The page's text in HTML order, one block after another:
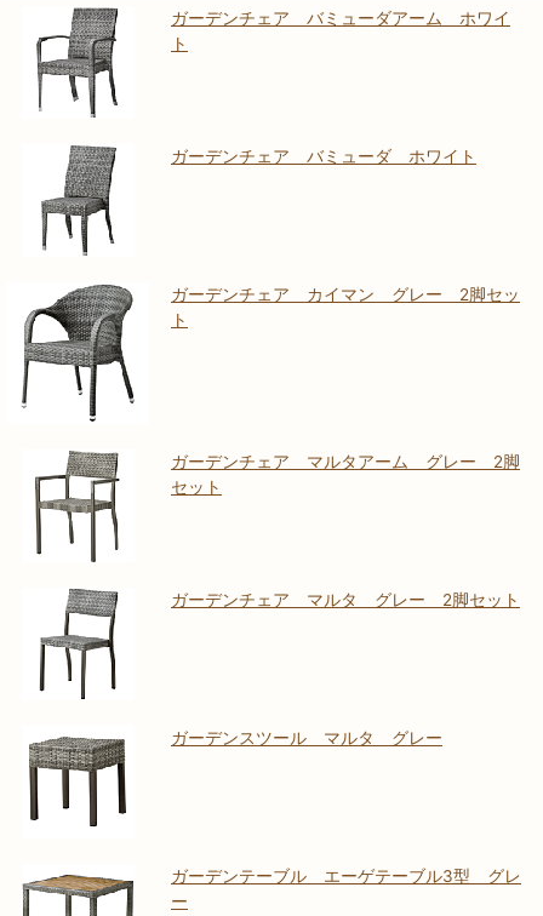
ガーデンチェア バミューダアーム ホワイ
ト
ガーデンチェア バミューダ ホワイト
ガーデンチェア カイマン グレー 2脚セッ
ト
ガーデンチェア マルタアーム グレー 2脚
セット
ガーデンチェア マルタ グレー 2脚セット
ガーデンスツール マルタ グレー
ガーデンテーブル エーゲテーブル3型 グレ
ー